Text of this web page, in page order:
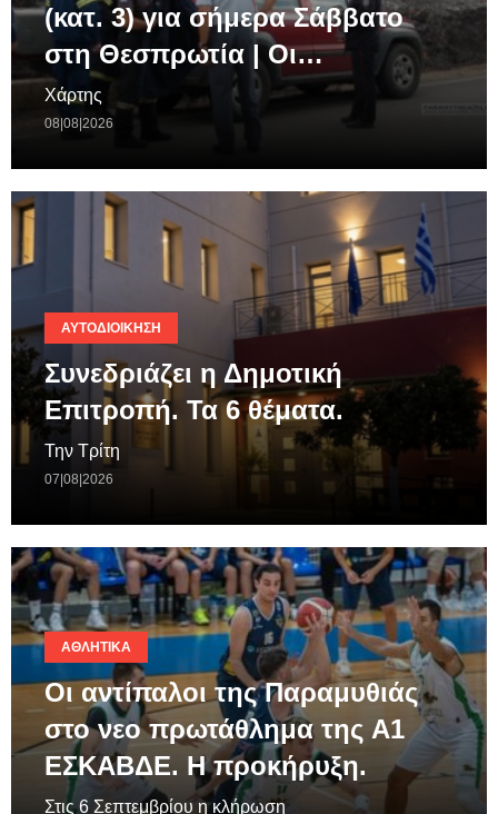
(κατ. 3) για σήμερα Σάββατο
στη Θεσπρωτία | Οι…
Χάρτης
08|08|2026
ΑΥΤΟΔΙΟΊΚΗΣΗ
Συνεδριάζει η Δημοτική
Επιτροπή. Τα 6 θέματα.
Την Τρίτη
07|08|2026
ΑΘΛΗΤΙΚΆ
Οι αντίπαλοι της Παραμυθιάς
στο νεο πρωτάθλημα της A1
ΕΣΚΑΒΔΕ. Η προκήρυξη.
Στις 6 Σεπτεμβρίου η κλήρωση